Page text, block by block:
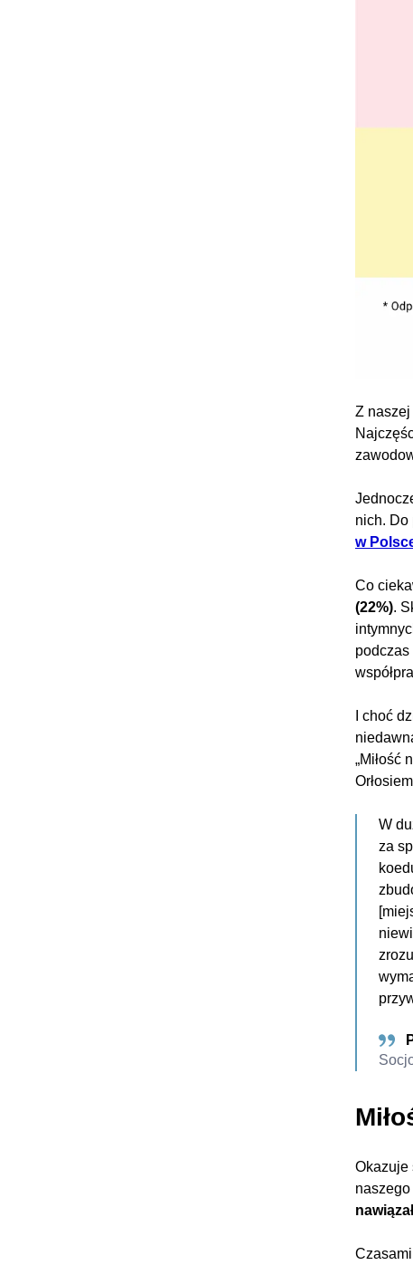
Z
nich. Do
w
Co
(22%).
podczas
I choć
„Miłość
W
za
Okazuje